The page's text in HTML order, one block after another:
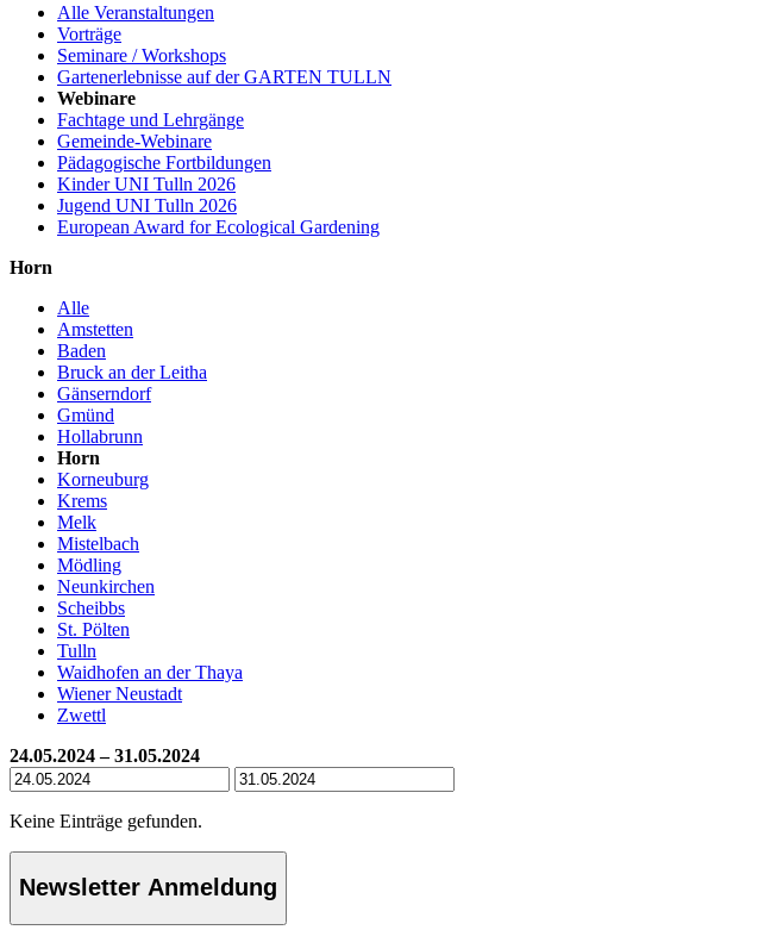
Alle Veranstaltungen
Vorträge
Seminare / Workshops
Gartenerlebnisse auf der GARTEN TULLN
Webinare
Fachtage und Lehrgänge
Gemeinde-Webinare
Pädagogische Fortbildungen
Kinder UNI Tulln 2026
Jugend UNI Tulln 2026
European Award for Ecological Gardening
Horn
Alle
Amstetten
Baden
Bruck an der Leitha
Gänserndorf
Gmünd
Hollabrunn
Horn
Korneuburg
Krems
Melk
Mistelbach
Mödling
Neunkirchen
Scheibbs
St. Pölten
Tulln
Waidhofen an der Thaya
Wiener Neustadt
Zwettl
24.05.2024 – 31.05.2024
Keine Einträge gefunden.
Newsletter Anmeldung